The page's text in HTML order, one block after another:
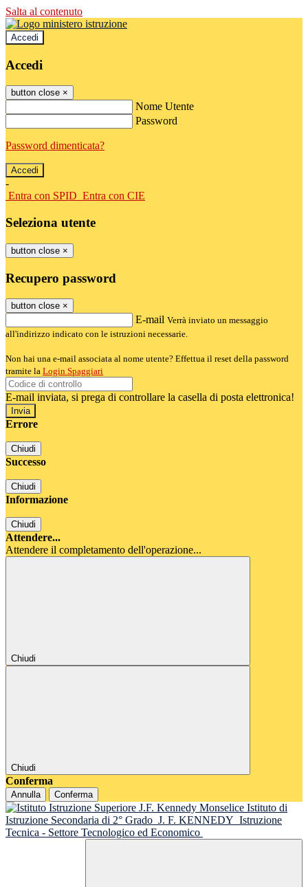
Salta al contenuto
Accedi
Accedi
button close ×
Nome Utente
Password
Password dimenticata?
-
Entra con SPID Entra con CIE
Seleziona utente
button close ×
Recupero password
button close ×
E-mail Verrà inviato un messaggio
all'indirizzo indicato con le istruzioni necessarie.
Non hai una e-mail associata al nome utente? Effettua il reset della password
tramite la Login Spaggiari
E-mail inviata, si prega di controllare la casella di posta elettronica!
Errore
Chiudi
Successo
Chiudi
Informazione
Chiudi
Attendere...
Attendere il completamento dell'operazione...
Chiudi
Chiudi
Conferma
Annulla Conferma
Istituto di
Istruzione Secondaria di 2° Grado J. F. KENNEDY Istruzione
Tecnica - Settore Tecnologico ed Economico